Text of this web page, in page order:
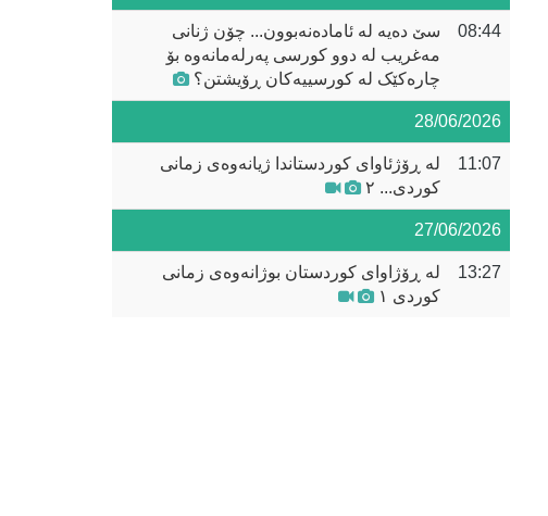
08:44
سێ دەیە لە ئامادەنەبوون... چۆن ژنانی
مەغریب لە دوو کورسی پەرلەمانەوە بۆ
چارەکێک لە کورسییەکان ڕۆیشتن؟
28/06/2026
11:07
له‌ ڕۆژئاوای كوردستاندا ژیانه‌وه‌ی زمانی
كوردی... ٢
27/06/2026
13:27
لە ڕۆژاوای کوردستان بوژانەوەی زمانی
کوردی ١